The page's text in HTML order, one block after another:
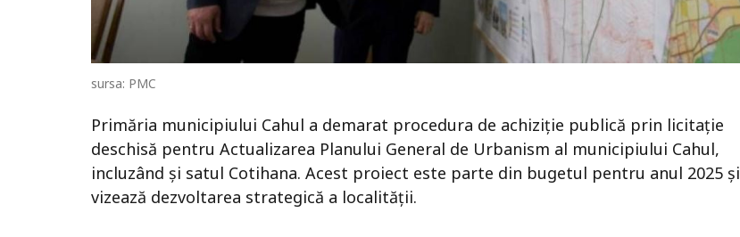
sursa: PMC
Primăria municipiului Cahul a demarat procedura de achiziție publică prin licitație
deschisă pentru Actualizarea Planului General de Urbanism al municipiului Cahul,
incluzând și satul Cotihana. Acest proiect este parte din bugetul pentru anul 2025 și
vizează dezvoltarea strategică a localității.